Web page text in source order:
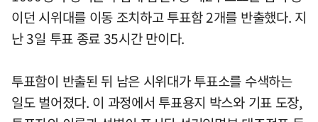
이던 시위대를 이동 조치하고 투표함 2개를 반출했다. 지
난 3일 투표 종료 35시간 만이다.
투표함이 반출된 뒤 남은 시위대가 투표소를 수색하는
일도 벌어졌다. 이 과정에서 투표용지 박스와 기표 도장,